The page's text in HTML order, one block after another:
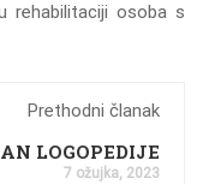
rehabilitaciji osoba s
Prethodni članak
LOGOPEDIJE
7 ožujka, 2023